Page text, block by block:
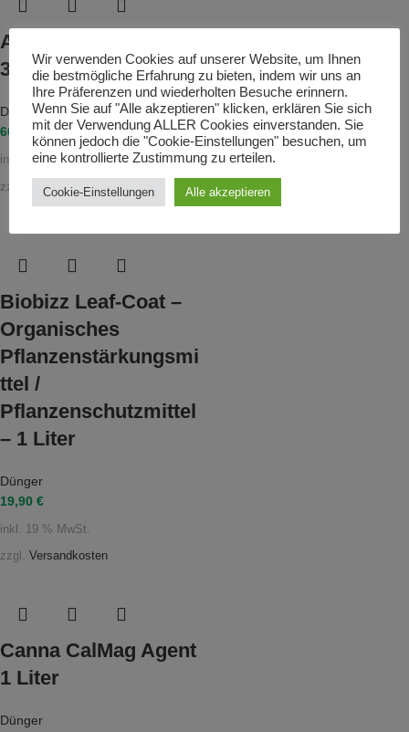
Atami Bloombastic
325ml
Dünger
60,90€
inkl. 19 % MwSt.
zzgl. Versandkosten
Biobizz Leaf-Coat –
Organisches
Pflanzenstärkungsmi
ttel /
Pflanzenschutzmittel
– 1 Liter
Dünger
19,90 €
inkl. 19 % MwSt.
zzgl. Versandkosten
Canna CalMag Agent
1 Liter
Dünger
Wir verwenden Cookies auf unserer Website, um Ihnen
die bestmögliche Erfahrung zu bieten, indem wir uns an
Ihre Präferenzen und wiederholten Besuche erinnern.
Wenn Sie auf "Alle akzeptieren" klicken, erklären Sie sich
mit der Verwendung ALLER Cookies einverstanden. Sie
können jedoch die "Cookie-Einstellungen" besuchen, um
eine kontrollierte Zustimmung zu erteilen.
Cookie-Einstellungen Alle akzeptieren